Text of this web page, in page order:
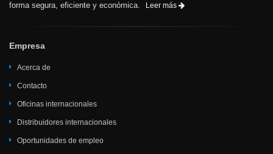
forma segura, eficiente y económica.
Leer más
Empresa
Acerca de
Contacto
Oficinas internacionales
Distribuidores internacionales
Oportunidades de empleo